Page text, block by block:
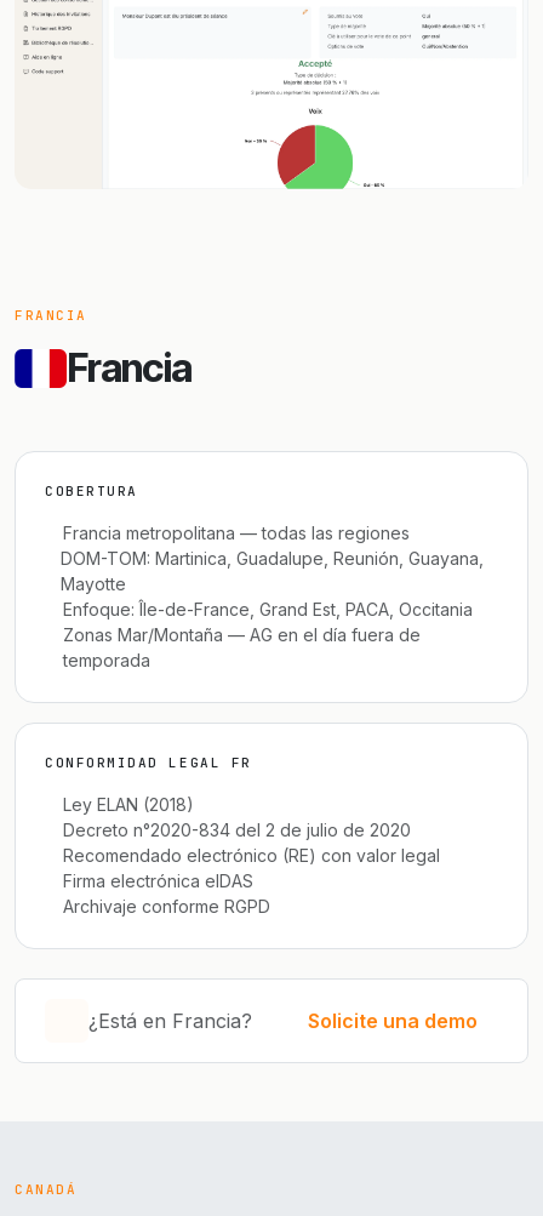
FRANCIA
Francia
COBERTURA
Francia metropolitana — todas las regiones
DOM-TOM: Martinica, Guadalupe, Reunión, Guayana,
Mayotte
Enfoque: Île-de-France, Grand Est, PACA, Occitania
Zonas Mar/Montaña — AG en el día fuera de
temporada
CONFORMIDAD LEGAL FR
Ley ELAN (2018)
Decreto n°2020-834 del 2 de julio de 2020
Recomendado electrónico (RE) con valor legal
Firma electrónica eIDAS
Archivaje conforme RGPD
¿Está en Francia? Solicite una demo
CANADÁ